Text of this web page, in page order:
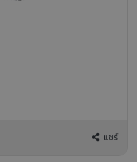
แชร์